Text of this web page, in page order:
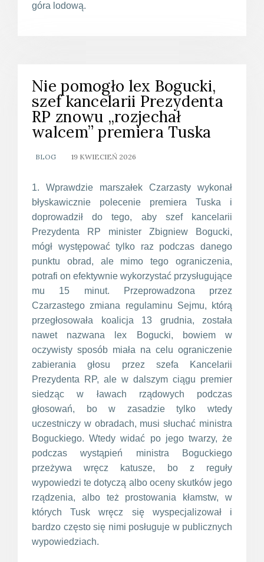
góra lodową.
Nie pomogło lex Bogucki,
szef kancelarii Prezydenta
RP znowu „rozjechał
walcem” premiera Tuska
BLOG 19 KWIECIEŃ 2026
1. Wprawdzie marszałek Czarzasty wykonał
błyskawicznie polecenie premiera Tuska i
doprowadził do tego, aby szef kancelarii
Prezydenta RP minister Zbigniew Bogucki,
mógł występować tylko raz podczas danego
punktu obrad, ale mimo tego ograniczenia,
potrafi on efektywnie wykorzystać przysługujące
mu 15 minut. Przeprowadzona przez
Czarzastego zmiana regulaminu Sejmu, którą
przegłosowała koalicja 13 grudnia, została
nawet nazwana lex Bogucki, bowiem w
oczywisty sposób miała na celu ograniczenie
zabierania głosu przez szefa Kancelarii
Prezydenta RP, ale w dalszym ciągu premier
siedząc w ławach rządowych podczas
głosowań, bo w zasadzie tylko wtedy
uczestniczy w obradach, musi słuchać ministra
Boguckiego. Wtedy widać po jego twarzy, że
podczas wystąpień ministra Boguckiego
przeżywa wręcz katusze, bo z reguły
wypowiedzi te dotyczą albo oceny skutków jego
rządzenia, albo też prostowania kłamstw, w
których Tusk wręcz się wyspecjalizował i
bardzo często się nimi posługuje w publicznych
wypowiedziach.